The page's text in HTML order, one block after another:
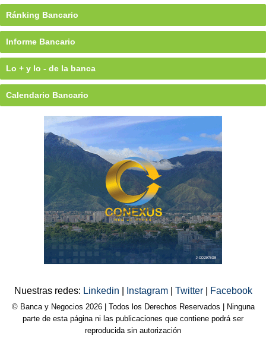
Ránking Bancario
Informe Bancario
Lo + y lo - de la banca
Calendario Bancario
Nuestras redes: Linkedin Instagram Twitter Facebook
© Banca y Negocios 2026 | Todos los Derechos Reservados | Ninguna
parte de esta página ni las publicaciones que contiene podrá ser
reproducida sin autorización